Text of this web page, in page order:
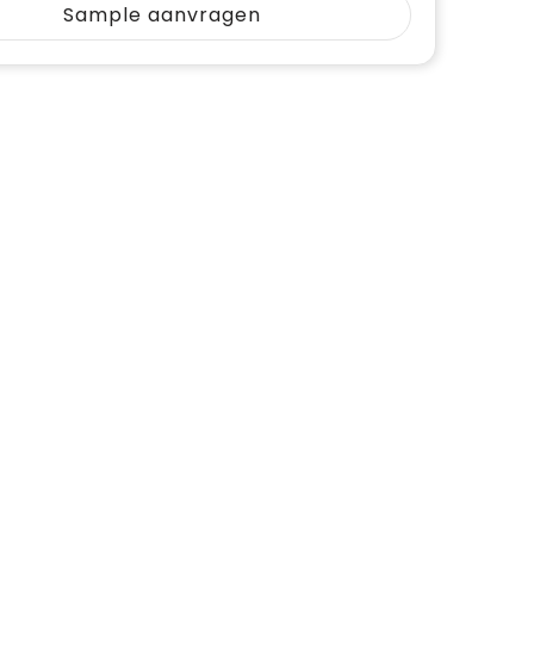
Sample aanvragen